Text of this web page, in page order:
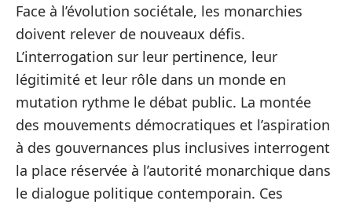
Face à l’évolution sociétale, les monarchies
doivent relever de nouveaux défis.
L’interrogation sur leur pertinence, leur
légitimité et leur rôle dans un monde en
mutation rythme le débat public. La montée
des mouvements démocratiques et l’aspiration
à des gouvernances plus inclusives interrogent
la place réservée à l’autorité monarchique dans
le dialogue politique contemporain. Ces